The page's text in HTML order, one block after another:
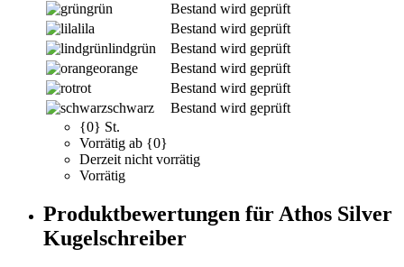
grün
Bestand wird geprüft
lila
Bestand wird geprüft
lindgrün
Bestand wird geprüft
orange
Bestand wird geprüft
rot
Bestand wird geprüft
schwarz
Bestand wird geprüft
{0} St.
Vorrätig ab {0}
Derzeit nicht vorrätig
Vorrätig
Produktbewertungen für Athos Silver
Kugelschreiber